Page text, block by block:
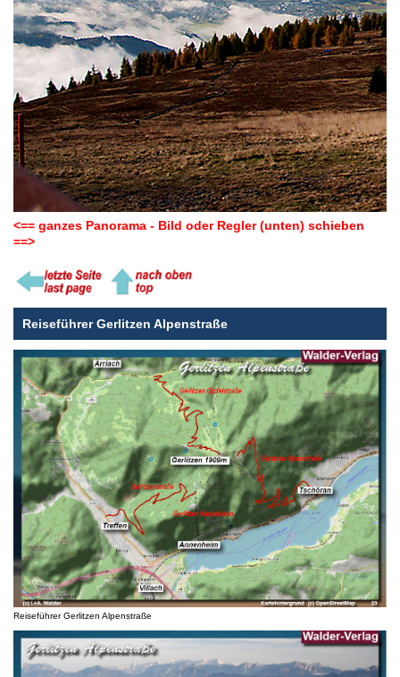
<== ganzes Panorama - Bild oder Regler (unten) schieben
==>
Reiseführer Gerlitzen Alpenstraße
Reiseführer Gerlitzen Alpenstraße